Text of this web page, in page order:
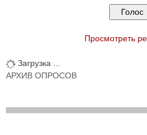
Просмотреть
Загрузка ...
АРХИВ ОПРОСОВ